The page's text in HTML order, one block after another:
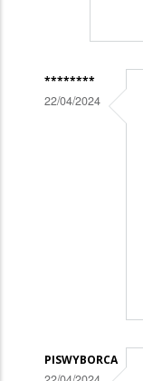
********
22/04/2024
dobrze
PISWYBORCA